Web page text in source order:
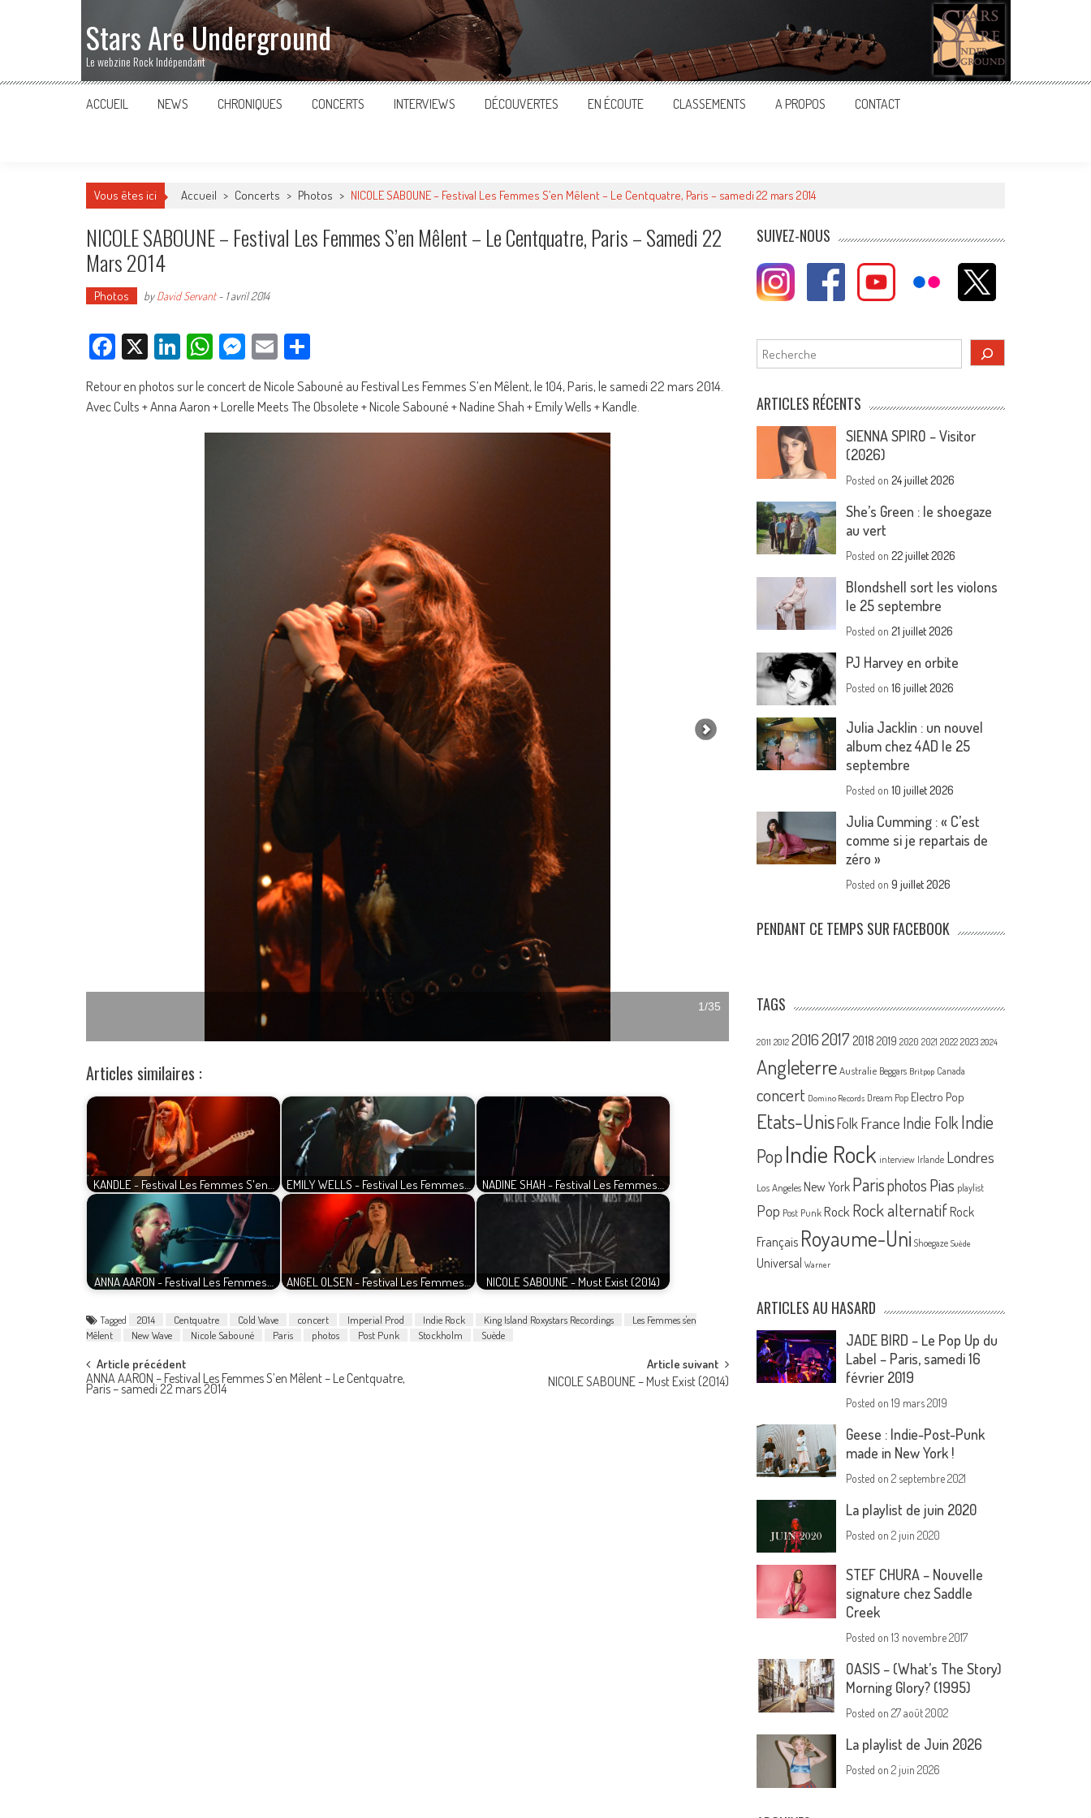
Stars Are Underground
Le webzine Rock Indépendant
ACCUEIL NEWS CHRONIQUES CONCERTS INTERVIEWS DÉCOUVERTES EN ÉCOUTE CLASSEMENTS A PROPOS CONTACT
Vous êtes ici Accueil > Concerts > Photos > NICOLE SABOUNE – Festival Les Femmes S’en Mêlent – Le Centquatre, Paris – samedi 22 mars 2014
NICOLE SABOUNE – Festival Les Femmes S’en Mêlent – Le Centquatre, Paris – Samedi 22
Mars 2014
Photos byDavid Servant- 1 avril 2014
Facebook
X LinkedIn
WhatsApp
Messenger
Email
Retour en photos sur le concert de Nicole Sabouné au Festival Les Femmes S’en Mêlent, le 104, Paris, le samedi 22 mars 2014.
Avec Cults + Anna Aaron + Lorelle Meets The Obsolete + Nicole Sabouné + Nadine Shah + Emily Wells + Kandle.
Articles similaires :
KANDLE - Festival Les Femmes S'en… EMILY WELLS - Festival Les Femmes… NADINE SHAH - Festival Les Femmes…
ANNA AARON - Festival Les Femmes… ANGEL OLSEN - Festival Les Femmes… NICOLE SABOUNE - Must Exist (2014)
Tagged 2014 Centquatre Cold Wave concert Imperial Prod Indie Rock King Island Roxystars Recordings
Les Femmes s'en
Mêlent
New Wave Nicole Sabouné Paris photos Post Punk Stockholm Suède
Post
navigation
Article précédent
ANNA AARON – Festival Les Femmes S’en Mêlent – Le Centquatre,
Paris – samedi 22 mars 2014
Article suivant
NICOLE SABOUNE – Must Exist (2014)
SUIVEZ-NOUS
Rechercher
ARTICLES RÉCENTS
SIENNA SPIRO – Visitor
(2026)
Posted on24 juillet 2026
She’s Green : le shoegaze
au vert
Posted on22 juillet 2026
Blondshell sort les violons
le 25 septembre
Posted on21 juillet 2026
PJ Harvey en orbite
Posted on16 juillet 2026
Julia Jacklin : un nouvel
album chez 4AD le 25
septembre
Posted on10 juillet 2026
Julia Cumming : « C’est
comme si je repartais de
zéro »
Posted on9 juillet 2026
PENDANT CE TEMPS SUR FACEBOOK
TAGS
2011 2012 20162017 2018 2019 2020 2021 2022 2023 2024
Angleterre Australie Beggars Britpop Canada
concert Domino Records Dream Pop Electro Pop
Etats-UnisFolk France Indie FolkIndie
PopIndie Rock interview Irlande Londres
Los Angeles New York Parisphotos Pias playlist
Pop Post Punk Rock Rock alternatif Rock
Français Royaume-Uni Shoegaze Suède
Universal Warner
ARTICLES AU HASARD
JADE BIRD – Le Pop Up du
Label – Paris, samedi 16
février 2019
Posted on19 mars 2019
Geese : Indie-Post-Punk
made in New York !
Posted on2 septembre 2021
La playlist de juin 2020
Posted on2 juin 2020
STEF CHURA – Nouvelle
signature chez Saddle
Creek
Posted on13 novembre 2017
OASIS – (What’s The Story)
Morning Glory? (1995)
Posted on27 août 2002
La playlist de Juin 2026
Posted on2 juin 2026